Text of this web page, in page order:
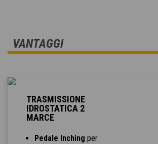
VANTAGGI
TRASMISSIONE
IDROSTATICA 2
MARCE
Pedale Inching per